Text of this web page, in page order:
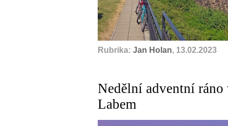
Rubrika: Jan Holan, 13.02.2023
Nedělní adventní
Labem